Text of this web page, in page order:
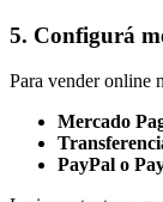
5. Configurá
Para vender online
Mercado
PayPal o